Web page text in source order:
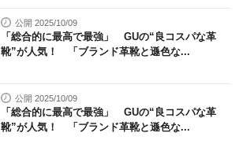
公開 2025/10/09
「総合的に最高で最強」 GUの“良コスパな革
靴”が人気！ 「ブランド革靴と遜色な...
公開 2025/10/09
「総合的に最高で最強」 GUの“良コスパな革
靴”が人気！ 「ブランド革靴と遜色な...